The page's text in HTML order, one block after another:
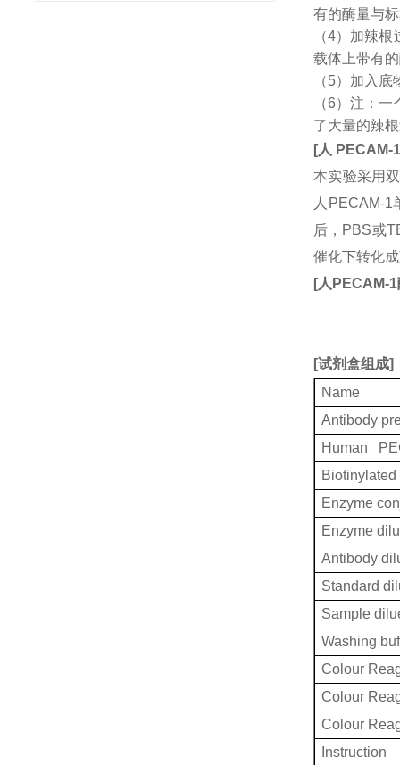
有的酶量与
（4）加辣
载体上带有
（5）加入
（6）注：
了大量的辣
[人 PECAM-
本实验采用
人PECAM-
后，PBS或
催化下转化
[人 PECAM-1
[试剂盒组成]
Name
Antibody
Human
Enzyme
Enzyme
Antibody
Standard
Sample
Washing
Colour
Colour
Colour
Instruction